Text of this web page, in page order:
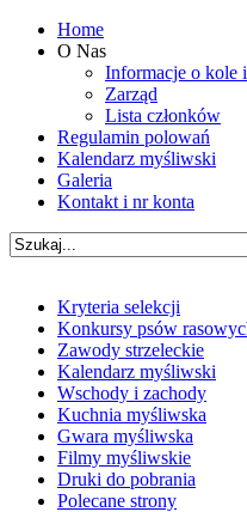
Home
O Nas
Informacje o kole
Zarząd
Lista członków
Regulamin polowań
Kalendarz myśliwski
Galeria
Kontakt i nr konta
Kryteria selekcji
Konkursy psów
Zawody strzeleckie
Kalendarz myśliwski
Wschody i zachody
Kuchnia myśliwska
Gwara myśliwska
Filmy myśliwskie
Druki do pobrania
Polecane strony